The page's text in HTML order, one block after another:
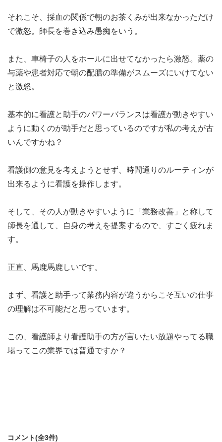
それこそ、採血の関係で朝のお茶くみが出来なかっただけ
で激怒。師長を巻き込み愚痴をいう。
また、車椅子の人をホールに出せてなかったら激怒。薬の
与薬や患者対応で朝の配膳の準備がスムーズにいけてない
と激怒。
基本的に看護と助手のパワーバランスは看護が動きやすい
ように動くのが助手だと思っているのですが私の考えが古
いんですかね？
看護側の意見を考えようとせず、時間通りのルーティンが
出来るように看護を操作します。
そして、その人が動きやすいように「業務改善」と称して
師長を通して、自身の考えを提案するので、すごく疲れま
す。
正直、馬鹿馬鹿しいです。
まず、看護と助手って業務内容が違うからこそ互いの仕事
の理解は不可能だと思っています。
この、看護師より看護助手の方が言いたい放題やってる職
場ってこの業界では普通ですか？
コメント(全3件)